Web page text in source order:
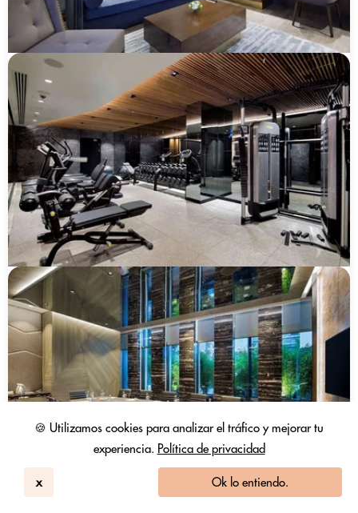
🍪 Utilizamos cookies para analizar el tráfico y mejorar tu
experiencia. Política de privacidad
x Ok lo entiendo.